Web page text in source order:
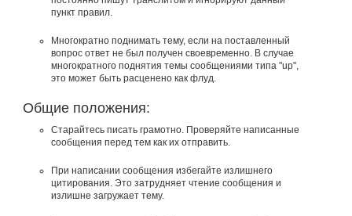
пункт правил.
Многократно поднимать тему, если на поставленный
вопрос ответ не был получен своевременно. В случае
многократного поднятия темы сообщениями типа "up",
это может быть расценено как флуд.
Общие положения:
Старайтесь писать грамотно. Проверяйте написанные
сообщения перед тем как их отправить.
При написании сообщения избегайте излишнего
цитирования. Это затрудняет чтение сообщения и
излишне загружает тему.